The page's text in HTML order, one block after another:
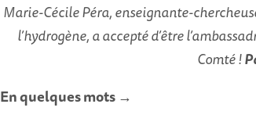
Marie-Cécile Péra, enseignante-
l’hydrogène, a accepté d’être
Comté !
En quelques mots →